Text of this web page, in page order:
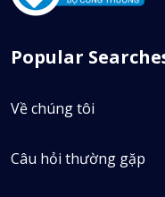
Popular
Về chúng tôi
Câu hỏi thường gặp